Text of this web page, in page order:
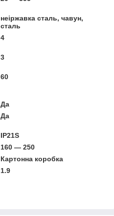
неіржавка сталь, чавун,
сталь
4
3
60
Да
Да
IP21S
160 — 250
Картонна коробка
1.9